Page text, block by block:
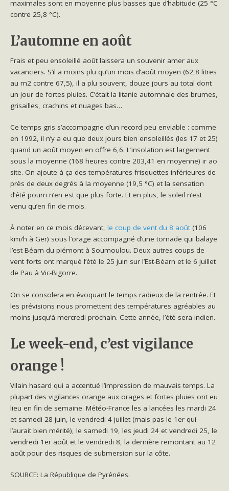
maximales sont en moyenne plus basses que d’habitude (25 °C
contre 25,8 °C).
L’automne en août
Frais et peu ensoleillé août laissera un souvenir amer aux
vacanciers. S’il a moins plu qu’un mois d’août moyen (62,8 litres
au m2 contre 67,5), il a plu souvent, douze jours au total dont
un jour de fortes pluies. C’était la litanie automnale des brumes,
grisailles, crachins et nuages bas…
Ce temps gris s’accompagne d’un record peu enviable : comme
en 1992, il n’y a eu que deux jours bien ensoleillés (les 17 et 25)
quand un août moyen en offre 6,6. L’insolation est largement
sous la moyenne (168 heures contre 203,41 en moyenne)ir ao
site. On ajoute à ça des températures frisquettes inférieures de
près de deux degrés à la moyenne (19,5 °C) et la sensation
d’été pourri n’en est que plus forte. Et en plus, le soleil n’est
venu qu’en fin de mois.
À noter en ce mois décevant,le coup de vent du 8 août (106
km/h à Ger) sous l’orage accompagné d’une tornade qui balaye
l’est Béarn du piémont à Soumoulou. Deux autres coups de
vent forts ont marqué l’été le 25 juin sur l’Est-Béarn et le 6 juillet
de Pau à Vic-Bigorre.
On se consolera en évoquant le temps radieux de la rentrée. Et
les prévisions nous promettent des températures agréables au
moins jusqu’à mercredi prochain. Cette année, l’été sera indien.
Le week-end, c’est vigilance
orange !
Vilain hasard qui a accentué l’impression de mauvais temps. La
plupart des vigilances orange aux orages et fortes pluies ont eu
lieu en fin de semaine. Météo-France les a lancées les mardi 24
et samedi 28 juin, le vendredi 4 juillet (mais pas le 1er qui
l’aurait bien mérité), le samedi 19, les jeudi 24 et vendredi 25, le
vendredi 1er août et le vendredi 8, la dernière remontant au 12
août pour des risques de submersion sur la côte.
SOURCE: La République de Pyrénées.